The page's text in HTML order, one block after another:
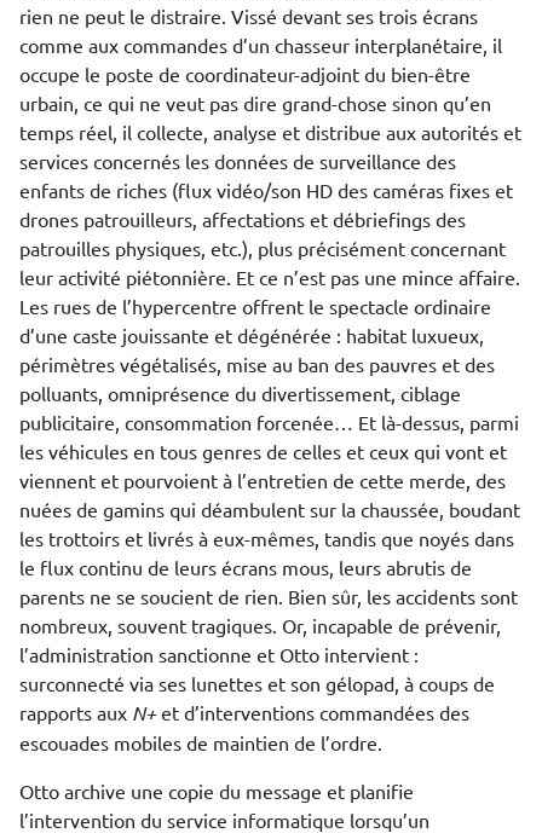
rien ne peut le distraire. Vissé devant ses trois écrans
comme aux commandes d’un chasseur interplanétaire, il
occupe le poste de coordinateur-adjoint du bien-être
urbain, ce qui ne veut pas dire grand-chose sinon qu’en
temps réel, il collecte, analyse et distribue aux autorités et
services concernés les données de surveillance des
enfants de riches (flux vidéo/son HD des caméras fixes et
drones patrouilleurs, affectations et débriefings des
patrouilles physiques, etc.), plus précisément concernant
leur activité piétonnière. Et ce n’est pas une mince affaire.
Les rues de l’hypercentre offrent le spectacle ordinaire
d’une caste jouissante et dégénérée : habitat luxueux,
périmètres végétalisés, mise au ban des pauvres et des
polluants, omniprésence du divertissement, ciblage
publicitaire, consommation forcenée… Et là-dessus, parmi
les véhicules en tous genres de celles et ceux qui vont et
viennent et pourvoient à l’entretien de cette merde, des
nuées de gamins qui déambulent sur la chaussée, boudant
les trottoirs et livrés à eux-mêmes, tandis que noyés dans
le flux continu de leurs écrans mous, leurs abrutis de
parents ne se soucient de rien. Bien sûr, les accidents sont
nombreux, souvent tragiques. Or, incapable de prévenir,
l’administration sanctionne et Otto intervient :
surconnecté via ses lunettes et son gélopad, à coups de
rapports aux N+et d’interventions commandées des
escouades mobiles de maintien de l’ordre.
Otto archive une copie du message et planifie
l’intervention du service informatique lorsqu’un